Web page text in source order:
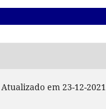
em 23-12-2021